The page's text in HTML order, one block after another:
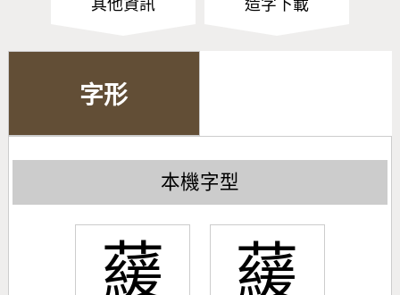
其他資訊 造字下載
字形
本機字型
藧 藧